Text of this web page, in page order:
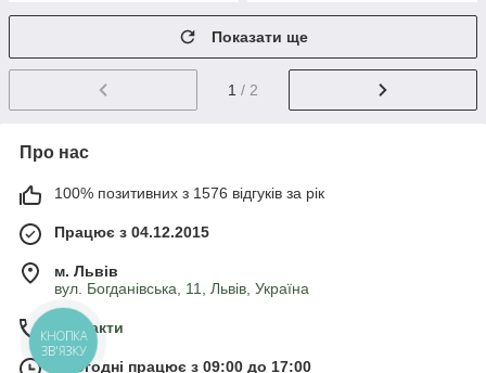
Показати ще
1 / 2
Про нас
100% позитивних з 1576 відгуків за рік
Працює з 04.12.2015
м. Львів
вул. Богданівська, 11, Львів, Україна
Контакти
Сьогодні працює з 09:00 до 17:00
КНОПКА
ЗВ'ЯЗКУ